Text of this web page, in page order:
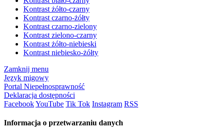
Kontrast żółto-czarny
Kontrast czarno-żółty
Kontrast czarno-zielony
Kontrast zielono-czarny
Kontrast żółto-niebieski
Kontrast niebiesko-żółty
Zamknij menu
Język migowy
Portal Niepełnosprawność
Deklaracja dostępności
FacebookYouTube Tik Tok Instagram RSS
Informacja o przetwarzaniu danych